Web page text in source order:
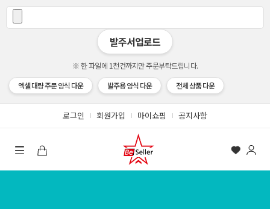
발주서업로드
※ 한 파일에 1천건까지만 주문부탁드립니다.
엑셀 대량 주문 양식 다운
발주용 양식 다운 전체 상품 다운
로그인 회원가입 마이쇼핑 공지사항